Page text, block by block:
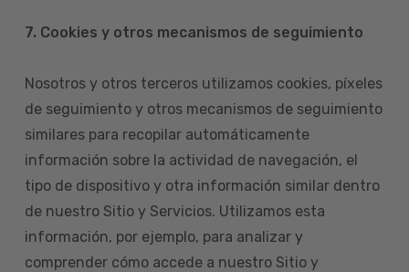
7. Cookies y otros mecanismos de seguimiento
Nosotros y otros terceros utilizamos cookies, píxeles
de seguimiento y otros mecanismos de seguimiento
similares para recopilar automáticamente
información sobre la actividad de navegación, el
tipo de dispositivo y otra información similar dentro
de nuestro Sitio y Servicios. Utilizamos esta
información, por ejemplo, para analizar y
comprender cómo accede a nuestro Sitio y